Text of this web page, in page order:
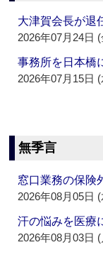
大津賀会長が
2026年07月24日 (
事務所を日本
2026年07月15日 (
無季言
窓口業務の保険
2026年08月05日 (
汗の悩みを医療
2026年08月03日 (